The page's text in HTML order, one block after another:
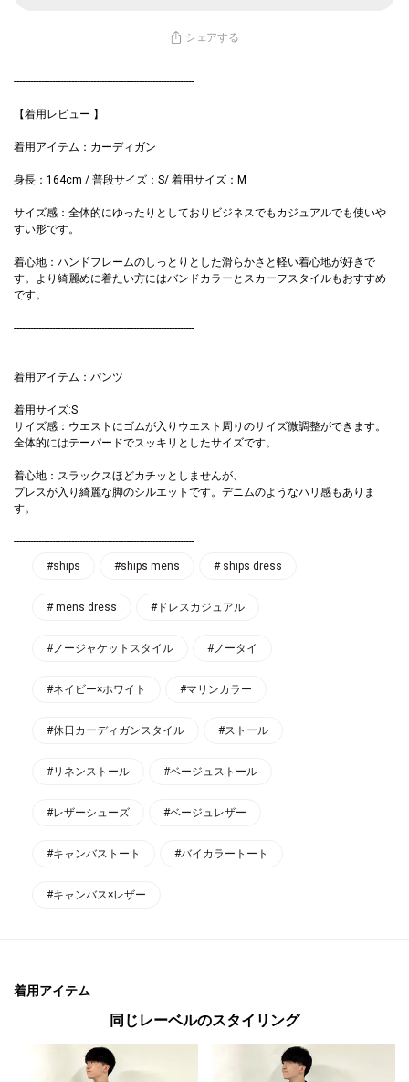
シェアする
------------------------------------------------------------------
【着用レビュー 】
着用アイテム：カーディガン
身長：164cm / 普段サイズ：S/ 着用サイズ：M
サイズ感：全体的にゆったりとしておりビジネスでもカジュアルでも使い
すい形です。
着心地：ハンドフレームのしっとりとした滑らかさと軽い着心地が好きで
す。より綺麗めに着たい方にはバンドカラーとスカーフスタイルもおすすめ
です。
------------------------------------------------------------------
着用アイテム：パンツ
着用サイズ:S
サイズ感：ウエストにゴムが入りウエスト周りのサイズ微調整ができます。
全体的にはテーパードでスッキリとしたサイズです。
着心地：スラックスほどカチッとしませんが、
プレスが入り綺麗な脚のシルエットです。デニムのようなハリ感もありま
す。
------------------------------------------------------------------
#ships
#ships mens # ships dress
# mens dress #ドレスカジュアル
#ノージャケットスタイル #ノータイ
#ネイビー×ホワイト #マリンカラー
#休日カーディガンスタイル #ストール
#リネンストール #ベージュストール
#レザーシューズ #ベージュレザー
#キャンバストート #バイカラートート
#キャンバス×レザー
着用アイテム
同じレーベルのスタイリング